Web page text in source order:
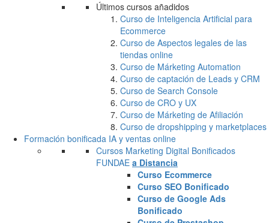
Últimos cursos añadidos
Curso de Inteligencia Artificial para
Ecommerce
Curso de Aspectos legales de las
tiendas online
Curso de Márketing Automation
Curso de captación de Leads y CRM
Curso de Search Console
Curso de CRO y UX
Curso de Márketing de Afiliación
Curso de dropshipping y marketplaces
Formación bonificada IA y ventas online
Cursos Marketing Digital Bonificados
FUNDAE a Distancia
Curso Ecommerce
Curso SEO Bonificado
Curso de Google Ads
Bonificado